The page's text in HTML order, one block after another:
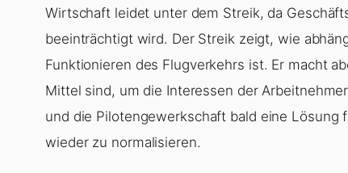
Wirtschaft leidet unter dem Streik, da
beeinträchtigt wird. Der Streik zeigt, wie
Funktionieren des Flugverkehrs ist. Er macht
Mittel sind, um die Interessen der
und die Pilotengewerkschaft bald eine
wieder zu normalisieren.